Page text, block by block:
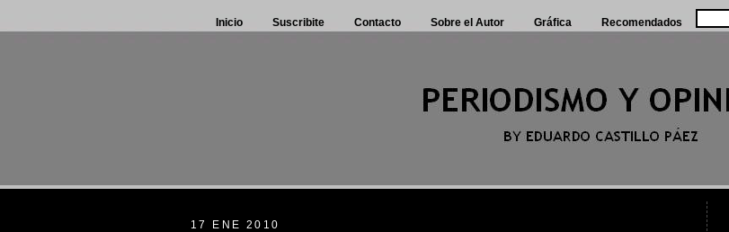
Inicio Suscribite Contacto Sobre el Autor Gráfica Recomendados
17 ENE 2010